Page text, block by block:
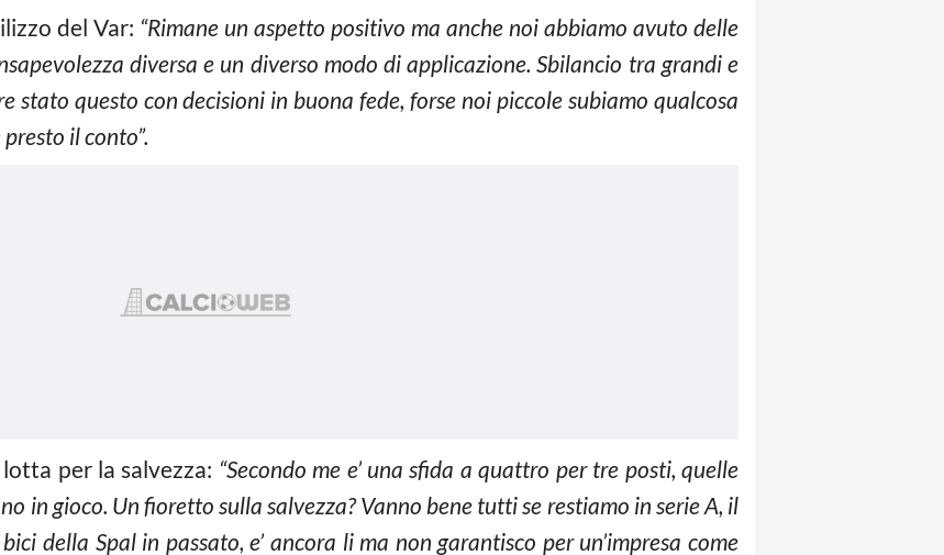
del Var: “Rimane un aspetto positivo ma anche noi abbiamo avuto delle
diversa e un diverso modo di applicazione. Sbilancio tra grandi e
stato questo con decisioni in buona fede, forse noi piccole subiamo qualcosa
il conto”.
per la salvezza: “Secondo me e’ una sfida a quattro per tre posti, quelle
in gioco. Un fioretto sulla salvezza? Vanno bene tutti se restiamo in serie A, il
della Spal in passato, e’ ancora li ma non garantisco per un’impresa come